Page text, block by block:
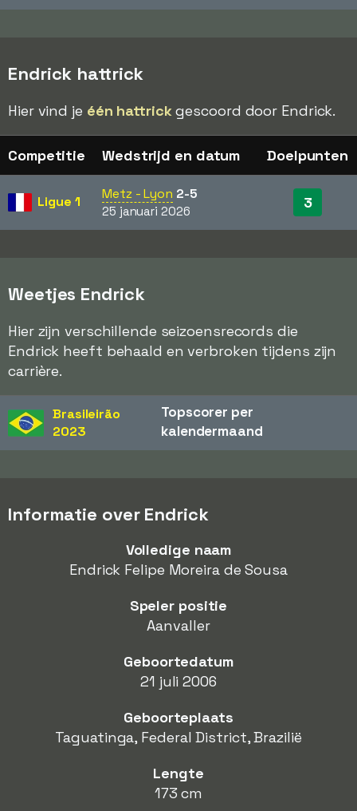
Endrick hattrick
Hier vind je één hattrickgescoord door Endrick.
Competitie Wedstrijd en datum Doelpunten
Ligue 1 Metz - Lyon 2-5
25 januari 2026 3
Weetjes Endrick
Hier zijn verschillende seizoensrecords die
Endrick heeft behaald en verbroken tijdens zijn
carrière.
Brasileirão
2023
Topscorer per
kalendermaand
Informatie over Endrick
Volledige naam
Endrick Felipe Moreira de Sousa
Speler positie
Aanvaller
Geboortedatum
21 juli 2006
Geboorteplaats
Taguatinga, Federal District, Brazilië
Lengte
173 cm